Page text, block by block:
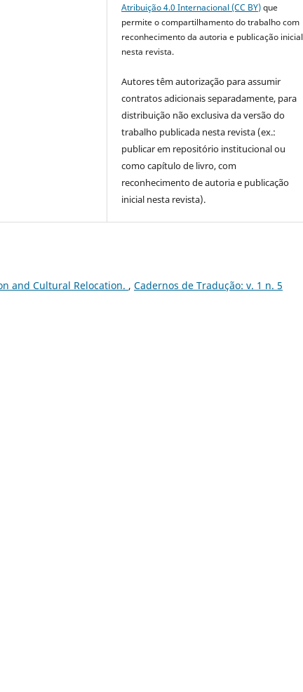
Atribuição 4.0 Internacional (CC BY)que
permite o compartilhamento do trabalho com
reconhecimento da autoria e publicação inicial
nesta revista.
Autores têm autorização para assumir
contratos adicionais separadamente, para
distribuição não exclusiva da versão do
trabalho publicada nesta revista (ex.:
publicar em repositório institucional ou
como capítulo de livro, com
reconhecimento de autoria e publicação
inicial nesta revista).
and Cultural Relocation. , Cadernos de Tradução: v. 1 n. 5